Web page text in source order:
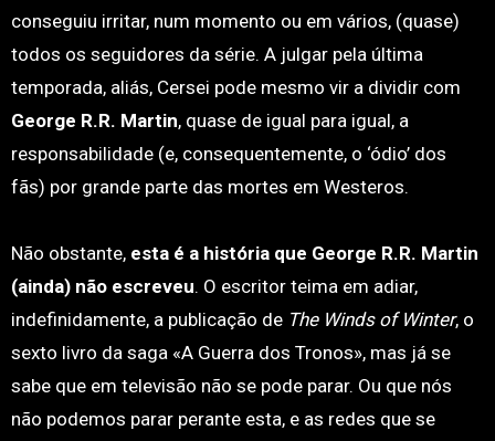
conseguiu irritar, num momento ou em vários, (quase)
todos os seguidores da série. A julgar pela última
temporada, aliás, Cersei pode mesmo vir a dividir com
George R.R. Martin, quase de igual para igual, a
responsabilidade (e, consequentemente, o ‘ódio’ dos
fãs) por grande parte das mortes em Westeros.
Não obstante, esta é a história que George R.R. Martin
(ainda) não escreveu. O escritor teima em adiar,
indefinidamente, a publicação de The Winds of Winter, o
sexto livro da saga «A Guerra dos Tronos», mas já se
sabe que em televisão não se pode parar. Ou que nós
não podemos parar perante esta, e as redes que se